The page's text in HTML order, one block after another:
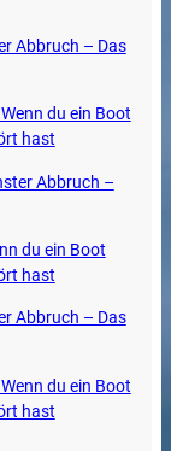
Abbruch – Das
du ein Boot
hast
Abbruch –
du ein Boot
hast
Abbruch – Das
du ein Boot
hast